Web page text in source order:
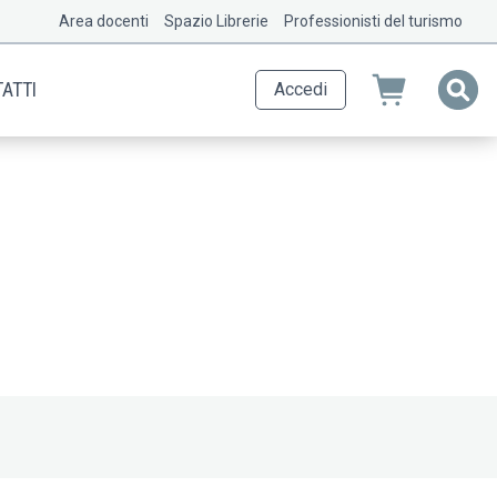
Area docenti Spazio Librerie Professionisti del turismo
Accedi